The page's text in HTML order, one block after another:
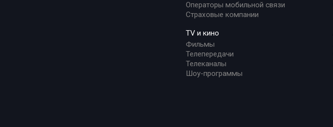
Операторы мобильной связи
Страховые компании
TV и кино
Фильмы
Телепередачи
Телеканалы
Шоу-программы